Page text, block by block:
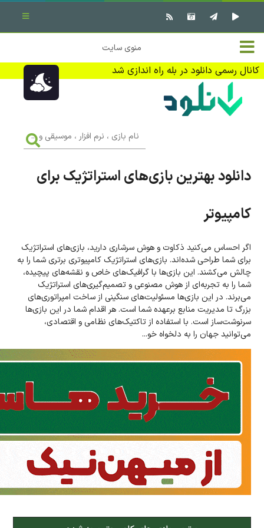
خانه
تماس با ما
تبلیغات
منوی سایت
کانال رسمی دانلود در بله راه اندازی شد
✖ بستن منو
نرم افزار کامپیوتر
بازی کامپیوتر
کتاب
وبلاگ
جهت دریافت آخرین اخبار و اطلاعات ما را در کانال رسمی دانلود در
بله دنبال کنید (ورود)
بازی
،
،
موسیقی
دانلود بهترین بازی‌های استراتژیک برای
کامپیوتر
اگر احساس می‌کنید ذکاوت و هوش سرشاری دارید، بازی‌های استراتژیک
برای شما طراحی شده‌اند. بازی‌های استراتژیک کامپیوتری برتری شما را به
چالش می‌کشند. این بازی‌ها با گرافیک‌های خاص و نقشه‌های پیچیده،
شما را به تجربه‌ای از هوش مصنوعی و تصمیم‌گیری‌های استراتژیک
می‌برند. در این بازی‌ها مسئولیت‌های‌ سنگینی از ساخت امپراتوری‌های
بزرگ تا مدیریت منابع بر‌عهده شما است. هر اقدام شما در این بازی‌ها
سرنوشت‌ساز است. با استفاده از تاکتیک‌های نظامی و اقتصادی،
می‌توانید جهان را به دلخواه خو...